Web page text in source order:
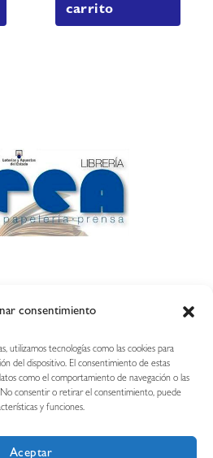
consentimiento
utilizamos tecnologías como las cookies para
del dispositivo. El consentimiento de estas
como el comportamiento de navegación o las
consentir o retirar el consentimiento, puede
y funciones.
Aceptar
carrito
Esquíroz, 27
687 54 31 70